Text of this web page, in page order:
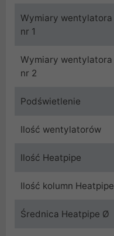
Wymiary wentylatora
nr 1
Wymiary wentylatora
nr 2
Podświetlenie
Ilość wentylatorów
Ilość Heatpipe
Ilość kolumn Heatpipe
Średnica Heatpipe Ø